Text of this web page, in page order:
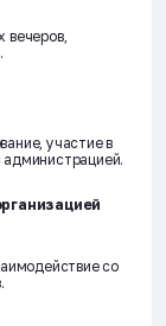
вечеров,
участие в
со